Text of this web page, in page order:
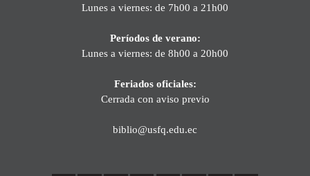
Lunes a viernes: de 7h00 a 21h00
Períodos de verano:
Lunes a viernes: de 8h00 a 20h00
Feriados oficiales:
Cerrada con aviso previo
biblio@usfq.edu.ec